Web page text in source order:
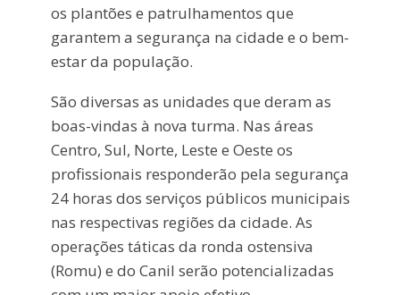
os plantões e patrulhamentos que
garantem a segurança na cidade e o bem-
estar da população.
São diversas as unidades que deram as
boas-vindas à nova turma. Nas áreas
Centro, Sul, Norte, Leste e Oeste os
profissionais responderão pela segurança
24 horas dos serviços públicos municipais
nas respectivas regiões da cidade. As
operações táticas da ronda ostensiva
(Romu) e do Canil serão potencializadas